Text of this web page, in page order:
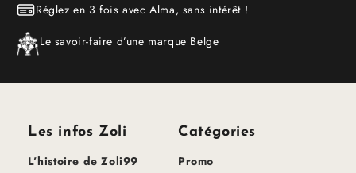
Réglez en 3 fois avec Alma, sans intérêt !
Le savoir-faire d’une marque Belge
Les infos Zoli
L’histoire de Zoli99
Catégories
Promo